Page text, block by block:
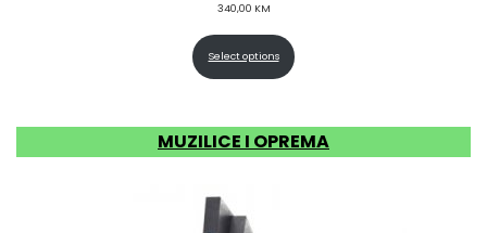
340,00 KM
Select options
MUZILICE I OPREMA